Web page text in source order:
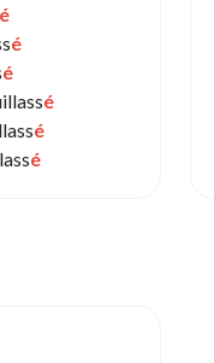
é
é
é
é
é
é